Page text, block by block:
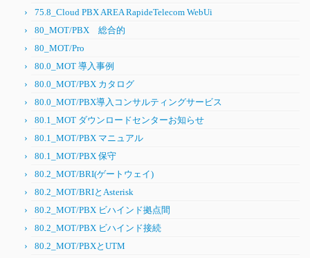
75.8_Cloud PBX AREA RapideTelecom WebUi
80_MOT/PBX 総合的
80_MOT/Pro
80.0_MOT 導入事例
80.0_MOT/PBX カタログ
80.0_MOT/PBX導入コンサルティングサービス
80.1_MOT ダウンロードセンターお知らせ
80.1_MOT/PBX マニュアル
80.1_MOT/PBX 保守
80.2_MOT/BRI(ゲートウェイ)
80.2_MOT/BRIとAsterisk
80.2_MOT/PBX ビハインド拠点間
80.2_MOT/PBX ビハインド接続
80.2_MOT/PBXとUTM